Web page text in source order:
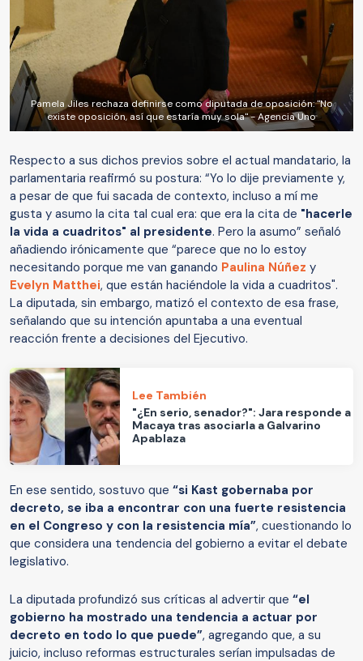
Pamela Jiles rechaza definirse como diputada de oposición: "No
existe oposición, así que estaría muy sola" - Agencia Uno
Respecto a sus dichos previos sobre el actual mandatario, la
parlamentaria reafirmó su postura: “Yo lo dije previamente y,
a pesar de que fui sacada de contexto, incluso a mí me
gusta y asumo la cita tal cual era: que era la cita de "hacerle
la vida a cuadritos" al presidente. Pero la asumo” señaló
añadiendo irónicamente que “parece que no lo estoy
necesitando porque me van ganando Paulina Núñez y
Evelyn Matthei, que están haciéndole la vida a cuadritos".
La diputada, sin embargo, matizó el contexto de esa frase,
señalando que su intención apuntaba a una eventual
reacción frente a decisiones del Ejecutivo.
Lee También
"¿En serio, senador?": Jara responde a
Macaya tras asociarla a Galvarino
Apablaza
En ese sentido, sostuvo que “si Kast gobernaba por
decreto, se iba a encontrar con una fuerte resistencia
en el Congreso y con la resistencia mía”, cuestionando lo
que considera una tendencia del gobierno a evitar el debate
legislativo.
La diputada profundizó sus críticas al advertir que “el
gobierno ha mostrado una tendencia a actuar por
decreto en todo lo que puede”, agregando que, a su
juicio, incluso reformas estructurales serían impulsadas de